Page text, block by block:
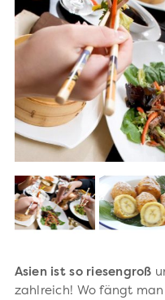
Asien ist so riesengroß
zahlreich! Wo fängt